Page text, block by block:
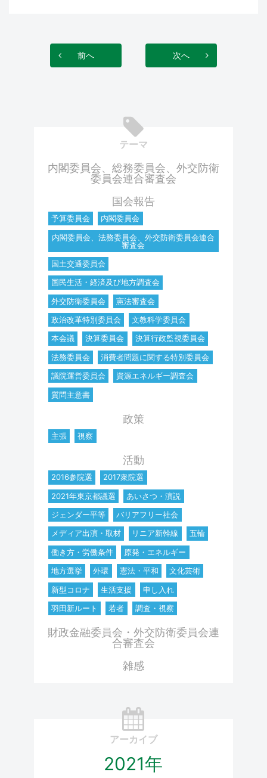
前へ 次へ
テーマ
内閣委員会、総務委員会、外交防衛
委員会連合審査会
国会報告
予算委員会
内閣委員会
内閣委員会、法務委員会、外交防衛委員会連合
審査会
国土交通委員会
国民生活・経済及び地方調査会
外交防衛委員会
憲法審査会
政治改革特別委員会
文教科学委員会
本会議
決算委員会
決算行政監視委員会
法務委員会
消費者問題に関する特別委員会
議院運営委員会
資源エネルギー調査会
質問主意書
政策
主張 視察
活動
2016参院選
2017衆院選
2021年東京都議選
あいさつ・演説
ジェンダー平等
バリアフリー社会
メディア出演・取材
リニア新幹線
五輪
働き方・労働条件
原発・エネルギー
地方選挙
外環 憲法・平和
文化芸術
新型コロナ
生活支援
申し入れ
羽田新ルート
若者 調査・視察
財政金融委員会・外交防衛委員会連
合審査会
雑感
アーカイブ
2021年